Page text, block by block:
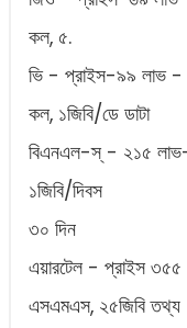
কল, ৫.
ভি - প্রাইস-৯৯ লাভ -
কল, ১জিবি/ডে ডাটা
বিএনএল-স্‌ - ২১৫ লাভ-
১জিবি/দিবস
৩০ দিন
এয়ারটেল - প্রাইস ৩৫৫
এসএমএস, ২৫জিবি তথ্য